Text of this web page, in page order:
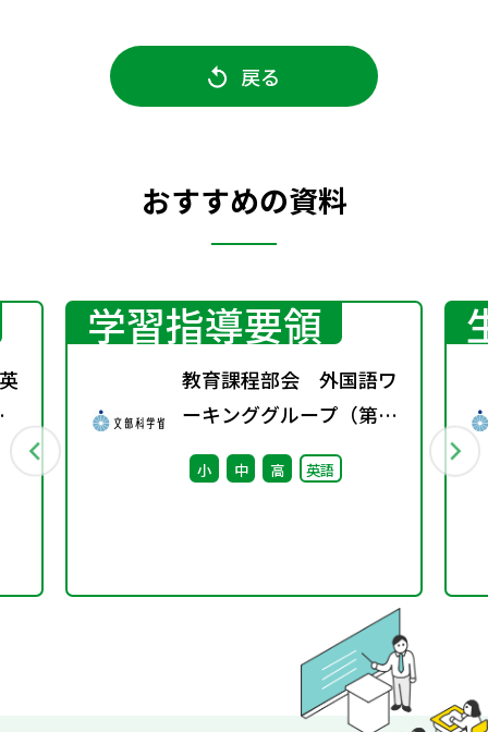
戻る
おすすめの資料
学習指導要領
教育課程部会 外国語ワ
ーキンググループ（第4
回） 配付資料
小 中 高 英語